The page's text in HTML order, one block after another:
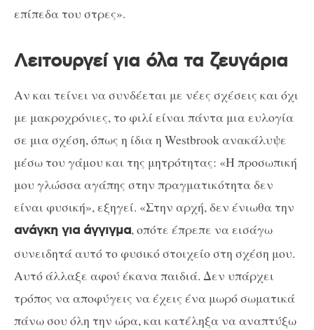
επίπεδα του στρες».
Λειτουργεί για όλα τα ζευγάρια
Αν και τείνει να συνδέεται με νέες σχέσεις και όχι
με μακροχρόνιες, το φιλί είναι πάντα μια ευλογία
σε μια σχέση, όπως η ίδια η Westbrook ανακάλυψε
μέσω του γάμου και της μητρότητας: «Η προσωπική
μου γλώσσα αγάπης στην πραγματικότητα δεν
είναι φυσική», εξηγεί. «Στην αρχή, δεν ένιωθα την
ανάγκη για άγγιγμα, οπότε έπρεπε να εισάγω
συνειδητά αυτό το φυσικό στοιχείο στη σχέση μου.
Αυτό άλλαξε αφού έκανα παιδιά. Δεν υπάρχει
τρόπος να αποφύγεις να έχεις ένα μωρό σωματικά
πάνω σου όλη την ώρα, και κατέληξα να αναπτύξω